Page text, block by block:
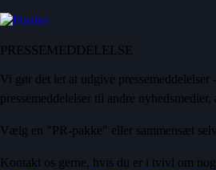
PRESSEMEDDELELSE
Vi gør det let at udgive pressemeddelelser
pressemeddelelser til andre nyhedsmedier,
Vælg en "PR-pakke" eller sammensæt
Kontakt os gerne, hvis du er i tvivl om